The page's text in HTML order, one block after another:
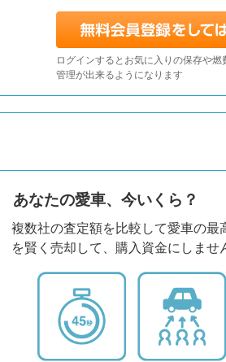
ログインするとお気に入りの保存や燃
管理が出来るようになります
あなたの愛車、今いくら？
複数社の査定額を比較して愛車の最
を賢く売却して、購入資金にしませ